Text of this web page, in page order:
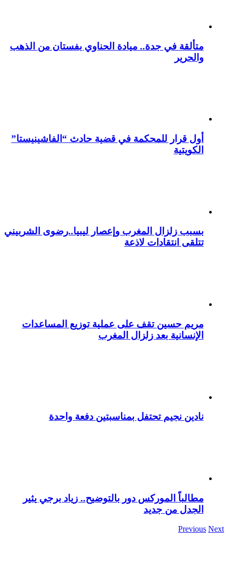
متألقة في جدة.. ميادة الحناوي بفستان من الذهب
والحرير
أول قرار للمحكمة في قضية حادث “الفاشينيستا”
الكويتية
بسبب زلزال المغرب وإعصار ليبيا..رضوى الشربيني
تتلقى انتقادات لاذعة
مريم حسين تقف على عملية توزيع المساعدات
الإنسانية بعد زلزال المغرب
نادين نجيم تحتفل بمناسبتين دفعة واحدة
مطالباً الموركس دور بالتوضيح.. زياد برجي يثير
الجدل من جديد
Previous Next